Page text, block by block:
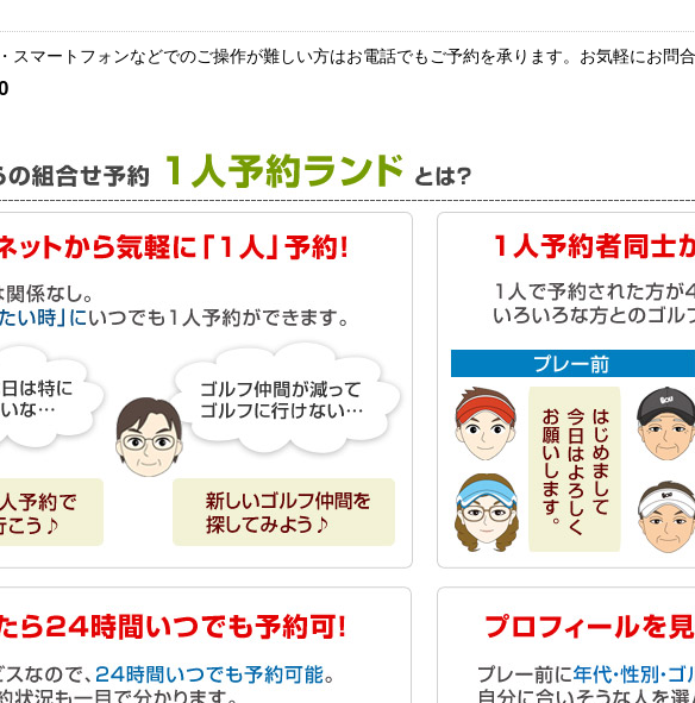
スマートフォンなどでのご操作が難しい方はお電話でもご予約を承ります。お気軽にお問合